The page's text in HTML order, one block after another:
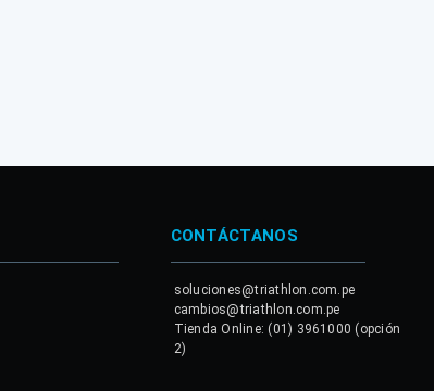
CONTÁCTANOS
soluciones@triathlon.com.pe
cambios@triathlon.com.pe
Tienda Online: (01) 3961000 (opción
2)